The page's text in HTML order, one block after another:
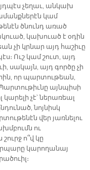
չեղաւ, անկախ
կամ
ծնունդ առած
կախուած է օդին
չի կրնար այդ հաշիւը
Ուշ կամ շուտ, այդ
սակայն, այդ գործը չի
որ պարտութեան,
այնպիսի
չէ՝ ներառեալ
նոյնիսկ
վեր յառնելու
ու
ո՞վ կը
կարողանայ